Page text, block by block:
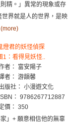
精。」異常的現象或存
界就是人的世界，是映
(more)
燈君的妖怪偵探
1：看得見妖怪..
者： 富安陽子
者： 游韻馨
版社： 小漫遊文化
ISBN： 9786267712887
價： 350
」+ 願意相信他的無辜